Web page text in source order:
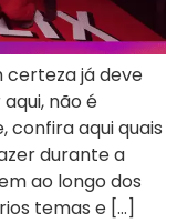
certeza já deve
não é
confira aqui quais
durante a
ao longo dos
temas e […]